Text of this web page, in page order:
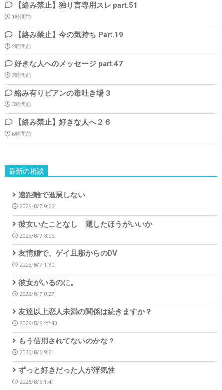
【絡み禁止】独り言専用スレ part.51
1時間前
【絡み禁止】今の気持ち Part.19
2時間前
好きな人へのメッセージ part.47
2時間前
絡み有りビアンの毒吐き場 3
3時間前
【絡み禁止】好きな人へ２６
6時間前
最新の相談
遠距離で進展しない
2026/8/7 9:23
彼女いたことなし 隠したほうがいいか
2026/8/7 3:06
友情婚で、ゲイ旦那からのDV
2026/8/7 1:30
彼女がいるのに。
2026/8/7 0:27
友達以上恋人未満の関係は続きますか？
2026/8/6 22:40
もう信用されてないのかな？
2026/8/6 9:21
ずっと好きだった人が浮気性
2026/8/6 1:41